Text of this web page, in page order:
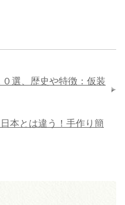
選、歴史や特徴：仮装
本とは違う！手作り簡